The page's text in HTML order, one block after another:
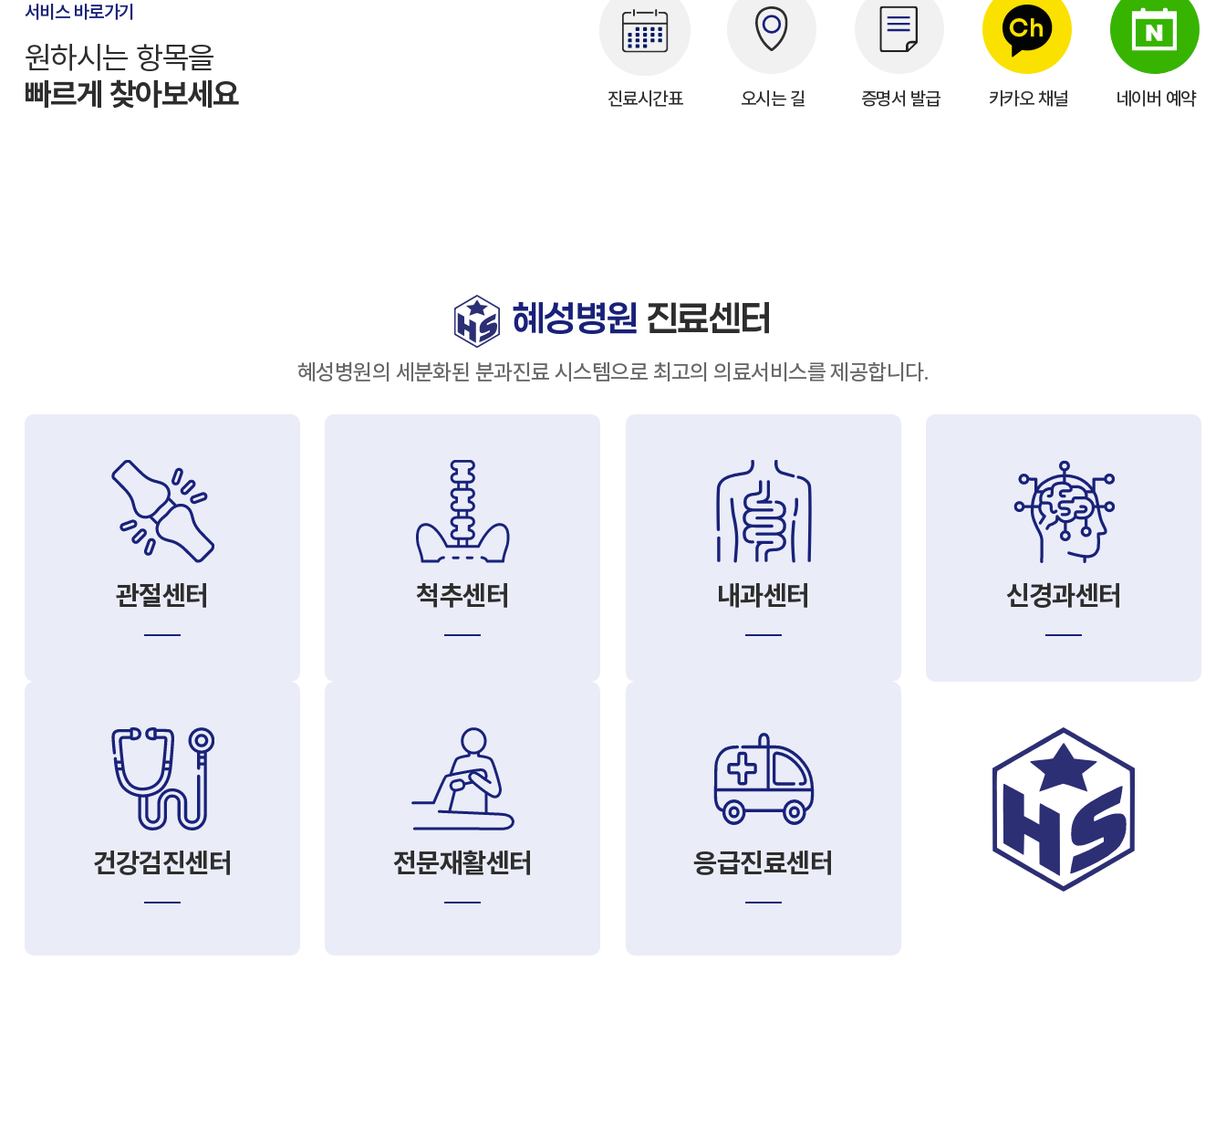
서비스 바로가기
원하시는 항목을
빠르게 찾아보세요
진료시간표 오시는 길 증명서 발급 카카오 채널 네이버 예약
혜성병원 진료센터
혜성병원의 세분화된 분과진료 시스템으로 최고의 의료서비스를 제공합니다.
관절센터 척추센터 내과센터 신경과센터
건강검진센터 전문재활센터 응급진료센터